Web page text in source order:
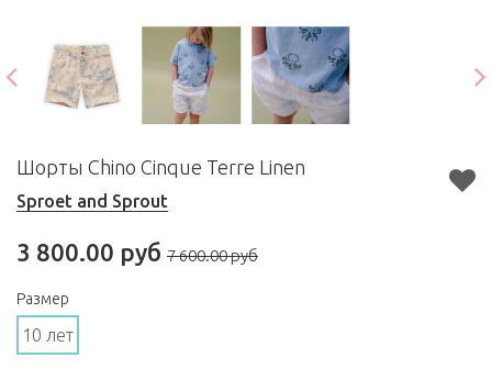
Шорты Chino Cinque Terre Linen
Sproet and Sprout
3 800.00 руб 7 600.00 руб
Размер
10 лет